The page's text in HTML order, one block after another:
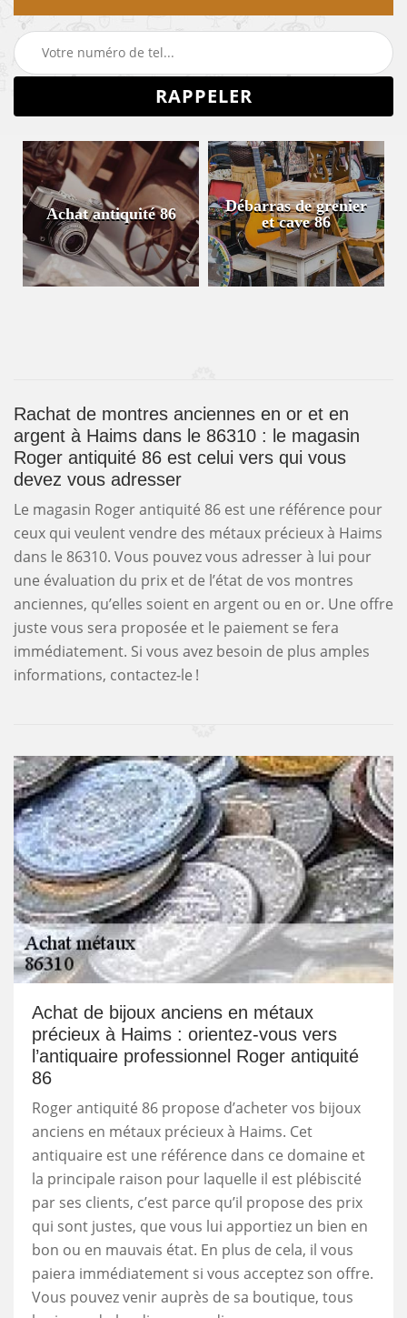
Achat antiquité 86
Débarras de grenier
et cave 86
Rachat de montres anciennes en or et en
argent à Haims dans le 86310 : le magasin
Roger antiquité 86 est celui vers qui vous
devez vous adresser
Le magasin Roger antiquité 86 est une référence pour
ceux qui veulent vendre des métaux précieux à Haims
dans le 86310. Vous pouvez vous adresser à lui pour
une évaluation du prix et de l’état de vos montres
anciennes, qu’elles soient en argent ou en or. Une offre
juste vous sera proposée et le paiement se fera
immédiatement. Si vous avez besoin de plus amples
informations, contactez-le !
Achat de bijoux anciens en métaux
précieux à Haims : orientez-vous vers
l’antiquaire professionnel Roger antiquité
86
Roger antiquité 86 propose d’acheter vos bijoux
anciens en métaux précieux à Haims. Cet
antiquaire est une référence dans ce domaine et
la principale raison pour laquelle il est plébiscité
par ses clients, c’est parce qu’il propose des prix
qui sont justes, que vous lui apportiez un bien en
bon ou en mauvais état. En plus de cela, il vous
paiera immédiatement si vous acceptez son offre.
Vous pouvez venir auprès de sa boutique, tous